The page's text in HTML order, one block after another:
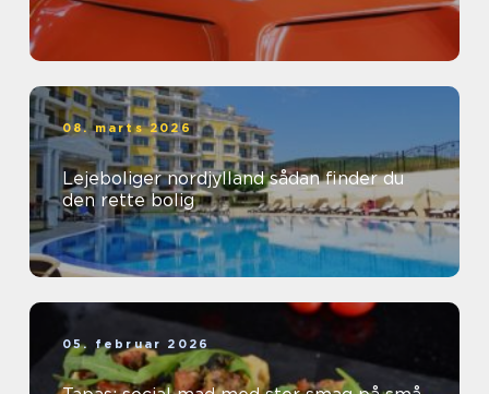
08. marts 2026
Lejeboliger nordjylland sådan finder du
den rette bolig
05. februar 2026